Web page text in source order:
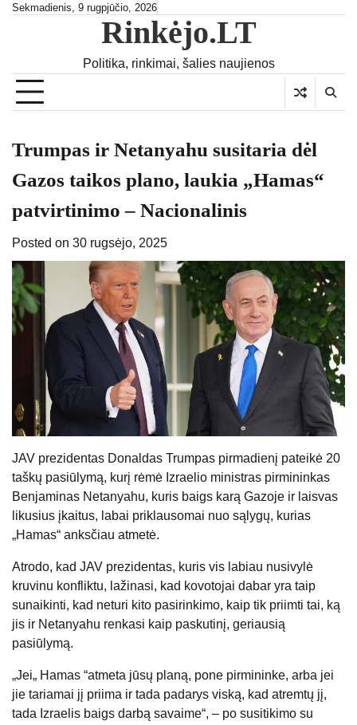
SkipSekmadienis, 9 rugpjūčio, 2026
Rinkėjo.LT
Politika, rinkimai, šalies naujienos
Trumpas ir Netanyahu susitaria dėl
Gazos taikos plano, laukia „Hamas“
patvirtinimo – Nacionalinis
Posted on 30 rugsėjo, 2025
JAV prezidentas Donaldas Trumpas pirmadienį pateikė 20
taškų pasiūlymą, kurį rėmė Izraelio ministras pirmininkas
Benjaminas Netanyahu, kuris baigs karą Gazoje ir laisvas
likusius įkaitus, labai priklausomai nuo sąlygų, kurias
„Hamas“ anksčiau atmetė.
Atrodo, kad JAV prezidentas, kuris vis labiau nusivylė
kruvinu konfliktu, lažinasi, kad kovotojai dabar yra taip
sunaikinti, kad neturi kito pasirinkimo, kaip tik priimti tai, ką
jis ir Netanyahu renkasi kaip paskutinį, geriausią
pasiūlymą.
„Jei„ Hamas “atmeta jūsų planą, pone pirmininke, arba jei
jie tariamai jį priima ir tada padarys viską, kad atremtų jį,
tada Izraelis baigs darbą savaime“, – po susitikimo su